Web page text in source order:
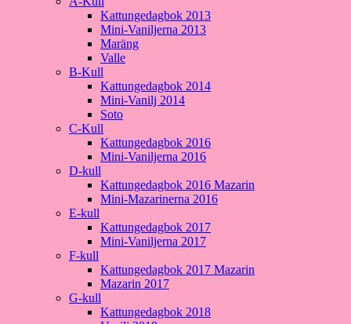
Kattungedagbok 2013
Mini-Vaniljerna 2013
Maräng
Valle
B-Kull
Kattungedagbok 2014
Mini-Vanilj 2014
Soto
C-Kull
Kattungedagbok 2016
Mini-Vaniljerna 2016
D-kull
Kattungedagbok 2016 Mazarin
Mini-Mazarinerna 2016
E-kull
Kattungedagbok 2017
Mini-Vaniljerna 2017
F-kull
Kattungedagbok 2017 Mazarin
Mazarin 2017
G-kull
Kattungedagbok 2018